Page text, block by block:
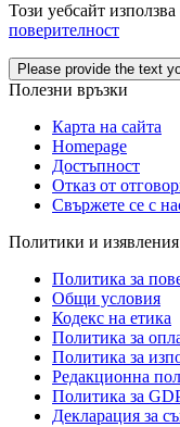
Този уебсайт
поверителност
Please provide the text
Полезни връзки
Карта на сайта
Homepage
Достъпност
Отказ от
Свържете се с
Политики и изявления
Политика за
Общи условия
Кодекс на етика
Политика за
Политика за
Редакционна
Политика за
Декларация за